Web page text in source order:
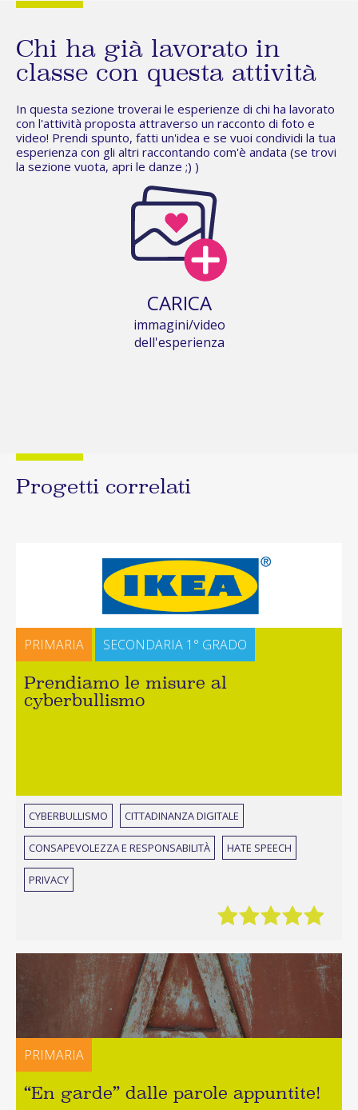
Chi ha già lavorato in
classe con questa attività
In questa sezione troverai le esperienze di chi ha lavorato
con l'attività proposta attraverso un racconto di foto e
video! Prendi spunto, fatti un'idea e se vuoi condividi la tua
esperienza con gli altri raccontando com'è andata (se trovi
la sezione vuota, apri le danze ;) )
CARICA
immagini/video
dell'esperienza
Progetti correlati
PRIMARIA SECONDARIA 1° GRADO
Prendiamo le misure al
cyberbullismo
CYBERBULLISMO CITTADINANZA DIGITALE
CONSAPEVOLEZZA E RESPONSABILITÀ HATE SPEECH
PRIVACY
PRIMARIA
“En garde” dalle parole appuntite!